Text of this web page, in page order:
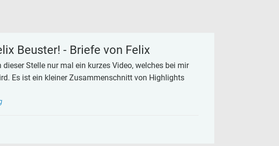
Beuster! - Briefe von Felix
dieser Stelle nur mal ein kurzes Video, welches bei mir
Es ist ein kleiner Zusammenschnitt von Highlights